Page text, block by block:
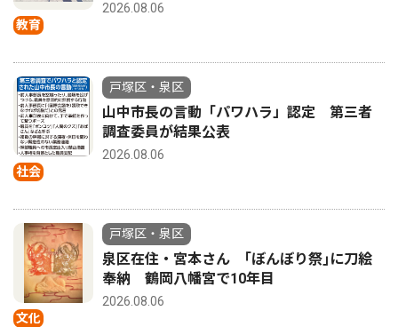
教育
2026.08.06
社会
戸塚区・泉区
山中市長の言動「パワハラ」認定 第三者
調査委員が結果公表
2026.08.06
文化
戸塚区・泉区
泉区在住・宮本さん ｢ぼんぼり祭｣に刀絵
奉納 鶴岡八幡宮で10年目
2026.08.06